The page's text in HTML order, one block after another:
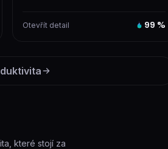
Otevřít detail 99 %
které stojí za